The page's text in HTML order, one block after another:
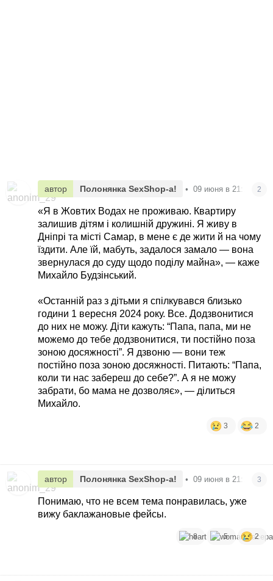
автор Полонянка SexShop-а! • 09 июня в 21:16 2
«Я в Жовтих Водах не проживаю. Квартиру
залишив дітям і колишній дружині. Я живу в
Дніпрі та місті Самар, в мене є де жити й на чому
їздити. Але їй, мабуть, задалося замало — вона
звернулася до суду щодо поділу майна», — каже
Михайло Будзінський.
«Останній раз з дітьми я спілкувався близько
години 1 вересня 2024 року. Все. Додзвонитися
до них не можу. Діти кажуть: “Папа, папа, ми не
можемо до тебе додзвонитися, ти постійно поза
зоною досяжності”. Я дзвоню — вони теж
постійно поза зоною досяжності. Питають: “Папа,
коли ти нас забереш до себе?”. А я не можу
забрати, бо мама не дозволяє», — ділиться
Михайло.
3 2
автор Полонянка SexShop-а! • 09 июня в 21:16 3
Понимаю, что не всем тема понравилась, уже
вижу баклажановые фейсы.
8 5 2